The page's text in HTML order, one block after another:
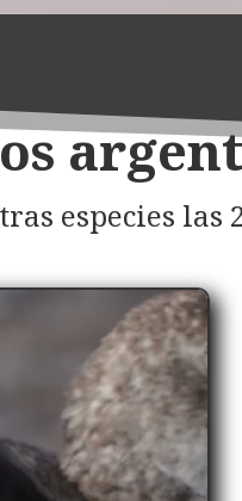
especies las